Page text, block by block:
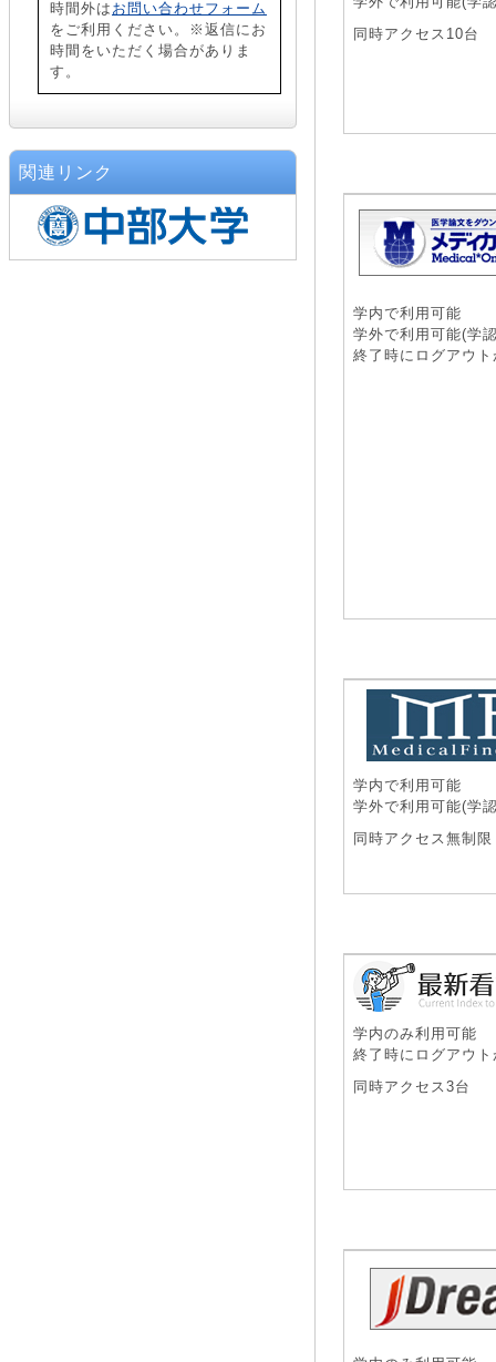
時間外は お問い合わせフォーム
をご利用ください。※返信にお
時間をいただく場合がありま
す。
関連リンク
同時アクセス10台
学内で利用可能
学外で利用可能(学
終了時にログアウ
学内で利用可能
学外で利用可能(学
同時アクセス無制限
学内のみ利用可能
終了時にログアウ
同時アクセス3台